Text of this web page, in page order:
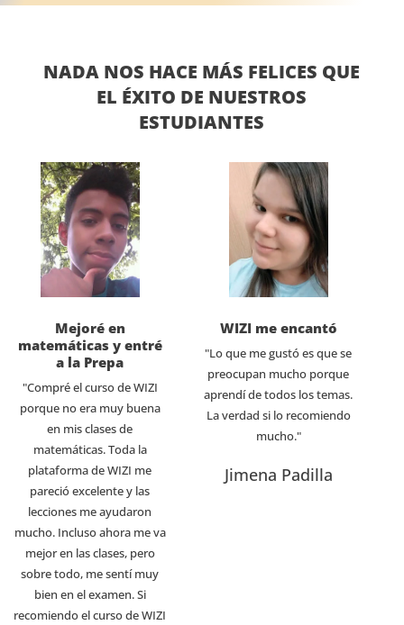
NADA NOS HACE MÁS FELICES QUE
EL ÉXITO DE NUESTROS
ESTUDIANTES
Mejoré en
matemáticas y entré
a la Prepa
"Compré el curso de WIZI
porque no era muy buena
en mis clases de
matemáticas. Toda la
plataforma de WIZI me
pareció excelente y las
lecciones me ayudaron
mucho. Incluso ahora me va
mejor en las clases, pero
sobre todo, me sentí muy
bien en el examen. Si
recomiendo el curso de WIZI
WIZI me encantó
"Lo que me gustó es que se
preocupan mucho porque
aprendí de todos los temas.
La verdad si lo recomiendo
mucho."
Jimena Padilla